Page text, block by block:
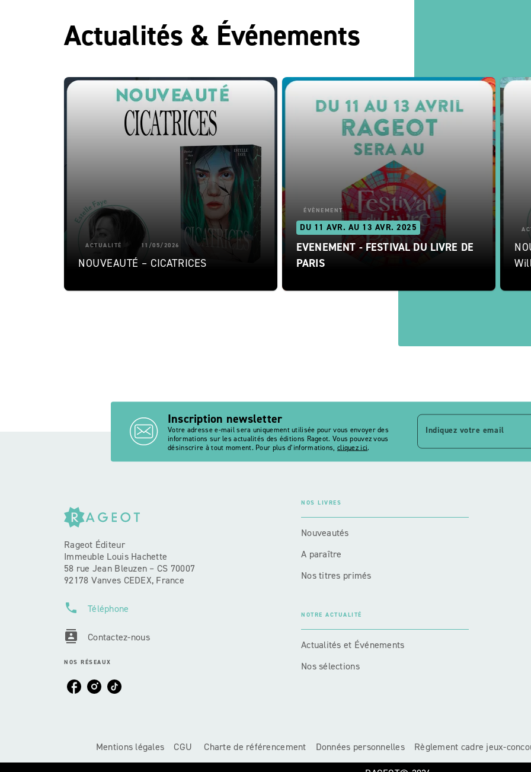
Actualités & Événements
ACTUALITÉ 11/05/2026
NOUVEAUTÉ – CICATRICES
ÉVÈNEMENT
DU 11 AVR. AU 13 AVR. 2025
EVENEMENT - FESTIVAL DU LIVRE DE
PARIS
Inscription newsletter
Votre adresse e-mail sera uniquement utilisée pour vous envoyer des
informations sur les actualités des éditions Rageot. Vous pouvez vous
désinscrire à tout moment. Pour plus d’informations, cliquez ici.
Indiquez votre email
Rageot Éditeur
Immeuble Louis Hachette
58 rue Jean Bleuzen – CS 70007
92178 Vanves CEDEX, France
phone Téléphone
contacts Contactez-nous
NOS RÉSEAUX
NOS LIVRES
Nouveautés
A paraître
Nos titres primés
NOTRE ACTUALITÉ
Actualités et Événements
Nos sélections
Mentions légales CGU Charte de référencement Données personnelles Règlement cadre jeux-